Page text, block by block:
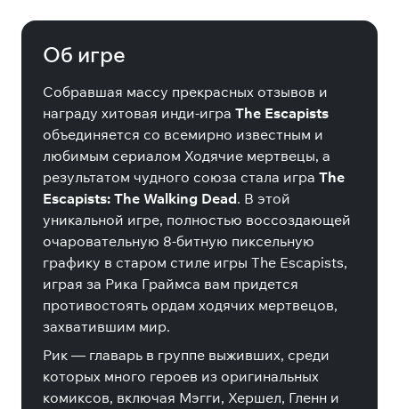
Об игре
Собравшая массу прекрасных отзывов и
награду хитовая инди-игра The Escapists
объединяется со всемирно известным и
любимым сериалом Ходячие мертвецы, а
результатом чудного союза стала игра The
Escapists: The Walking Dead. В этой
уникальной игре, полностью воссоздающей
очаровательную 8-битную пиксельную
графику в старом стиле игры The Escapists,
играя за Рика Граймса вам придется
противостоять ордам ходячих мертвецов,
захватившим мир.
Рик — главарь в группе выживших, среди
которых много героев из оригинальных
комиксов, включая Мэгги, Хершел, Гленн и